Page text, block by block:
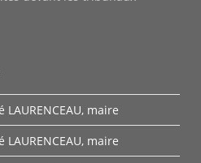
LAURENCEAU, maire
LAURENCEAU, maire